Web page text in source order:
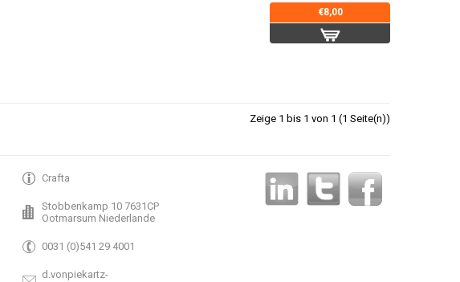
€8,00
Zeige 1 bis 1 von 1 (1 Seite(n))
Crafta
Stobbenkamp 10 7631CP
Ootmarsum Niederlande
0031 (0)541 29 4001
d.vonpiekartz-